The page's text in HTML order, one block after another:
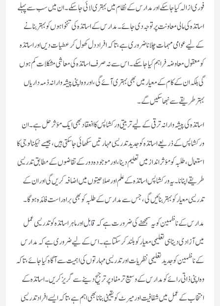
فوری ازالہ کیا جا سکے اور مدارس کے نظام میں بہتری لائی جا سکے۔ ان میں سب سے پہلے
اساتذہ کی مالی معاونت پر توجہ دی جائے۔ مدارس کے اساتذہ کی تنخواہوں کو بہتر بنانے
کے لیے عوامی مہمات چلانا ضروری ہے، تاکہ افراد دل کھول کر عطیات دیں اور اساتذہ
کو معقول معاوضہ فراہم کیا جا سکے۔ اس سے نہ صرف اساتذہ کی معاشی مشکلات کم ہوں
گی بلکہ ان کے کام کے معیار میں بھی بہتری آئے گی، اور وہ اپنی پیشہ وارانہ ذمہ داریاں
بہتر طریقے سے نبھا سکیں گے۔
اساتذہ کی پیشہ وارانہ ترقی کے لیے تربیتی ورکشاپس کا انعقاد بھی ایک مؤثر حل ہے۔ ان
ورکشاپس کے ذریعے اساتذہ کو جدید تدریسی مہارتیں سکھائی جا سکتی ہیں، جیسے ٹیکنالوجی کا
استعمال، طلبہ کو مؤثر انداز میں تعلیم دینا، اور موجودہ دور کے تقاضوں کے مطابق تدریسی
طریقے اپنانا۔ یہ ورکشاپس اساتذہ کے علم اور صلاحیتوں میں اضافہ کریں گی اور ان کے
تدریسی معیار کو بہتر بنائیں گی، جس سے مدارس کے طلبہ کو بھی براہ راست فائدہ ہوگا۔
مدارس کے ناظمین کو یہ سمجھنے کی ضرورت ہے کہ قابل اور ماہر اساتذہ کو تدریسی عمل
میں آزادی دینا ہی تعلیمی معیار کو بلند کر سکتا ہے۔ اس کے لیے ضروری ہے کہ مدارس
کے ناظمین کو جدید تعلیمی نظریات اور تدریسی مہارتوں کی اہمیت سے آگاہ کیا جائے، تاکہ
وہ اپنی ذاتی رائے کو مدارس کے وسیع تر مفاد پر ترجیح دینے سے گریز کریں۔ اساتذہ کے
انتخاب کے عمل میں شفافیت اور میرٹ کو یقینی بنانا بھی اہم ہے، تاکہ ایسے افراد تدریسی